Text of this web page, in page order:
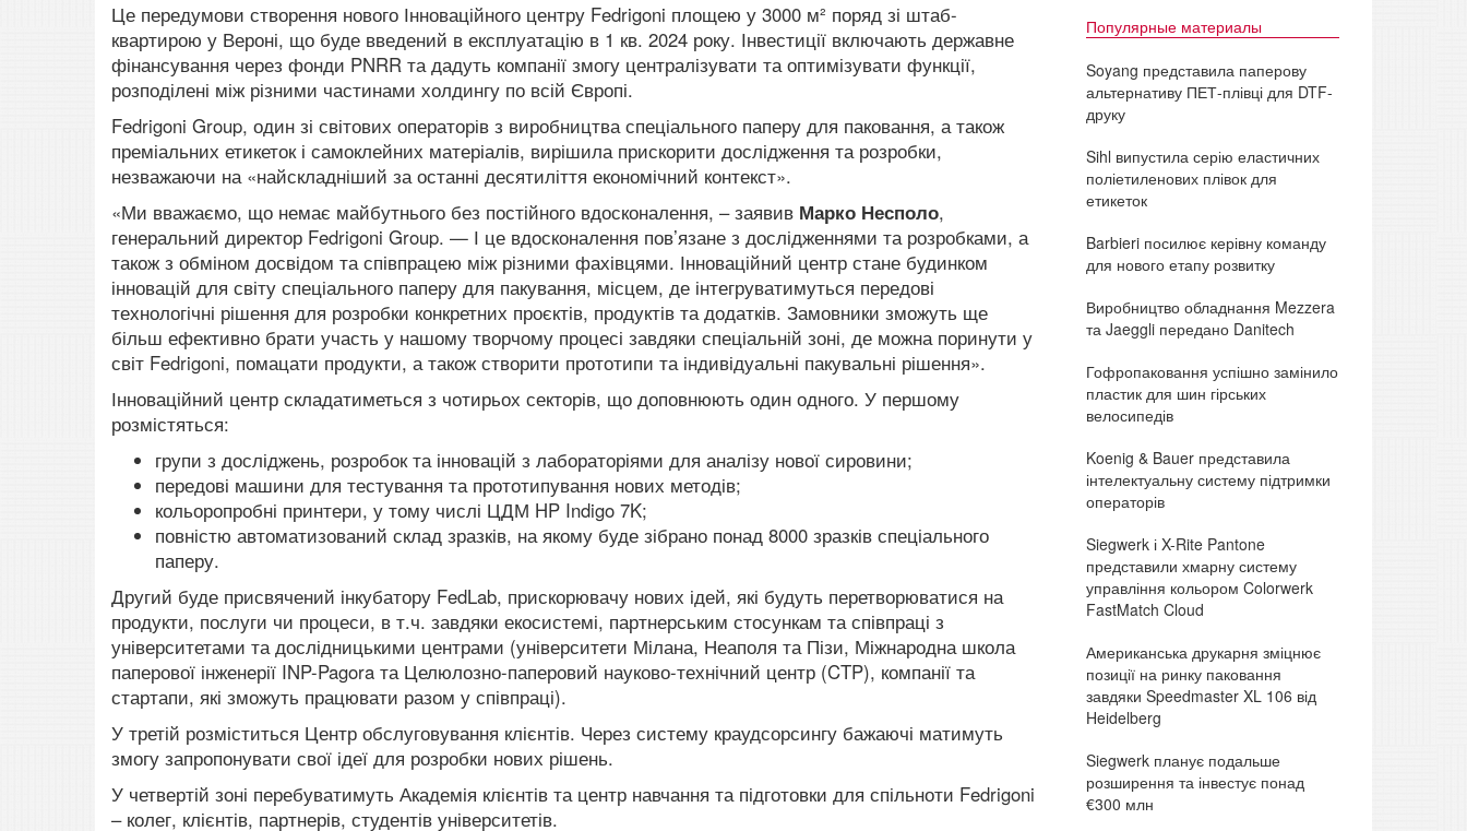
Це передумови створення нового Інноваційного центру Fedrigoni площею у 3000 м² поряд зі штаб-
квартирою у Вероні, що буде введений в експлуатацію в 1 кв. 2024 року. Інвестиції включають державне
фінансування через фонди PNRR та дадуть компанії змогу централізувати та оптимізувати функції,
розподілені між різними частинами холдингу по всій Європі.
Fedrigoni Group, один зі світових операторів з виробництва спеціального паперу для паковання, а також
преміальних етикеток і самоклейних матеріалів, вирішила прискорити дослідження та розробки,
незважаючи на «найскладніший за останні десятиліття економічний контекст».
«Ми вважаємо, що немає майбутнього без постійного вдосконалення, – заявив Марко Несполо,
генеральний директор Fedrigoni Group. — І це вдосконалення пов’язане з дослідженнями та розробками, а
також з обміном досвідом та співпрацею між різними фахівцями. Інноваційний центр стане будинком
інновацій для світу спеціального паперу для пакування, місцем, де інтегруватимуться передові
технологічні рішення для розробки конкретних проєктів, продуктів та додатків. Замовники зможуть ще
більш ефективно брати участь у нашому творчому процесі завдяки спеціальній зоні, де можна поринути у
світ Fedrigoni, помацати продукти, а також створити прототипи та індивідуальні пакувальні рішення».
Інноваційний центр складатиметься з чотирьох секторів, що доповнюють один одного. У першому
розмістяться:
групи з досліджень, розробок та інновацій з лабораторіями для аналізу нової сировини;
передові машини для тестування та прототипування нових методів;
кольоропробні принтери, у тому числі ЦДМ HP Indigo 7K;
повністю автоматизований склад зразків, на якому буде зібрано понад 8000 зразків спеціального
паперу.
Другий буде присвячений інкубатору FedLab, прискорювачу нових ідей, які будуть перетворюватися на
продукти, послуги чи процеси, в т.ч. завдяки екосистемі, партнерським стосункам та співпраці з
університетами та дослідницькими центрами (університети Мілана, Неаполя та Пізи, Міжнародна школа
паперової інженерії INP-Pagora та Целюлозно-паперовий науково-технічний центр (CTP), компанії та
стартапи, які зможуть працювати разом у співпраці).
У третій розміститься Центр обслуговування клієнтів. Через систему краудсорсингу бажаючі матимуть
змогу запропонувати свої ідеї для розробки нових рішень.
У четвертій зоні перебуватимуть Академія клієнтів та центр навчання та підготовки для спільноти Fedrigoni
– колег, клієнтів, партнерів, студентів університетів.
Популярные материалы
Soyang представила паперову
альтернативу ПЕТ-плівці для DTF-
друку
Sihl випустила серію еластичних
поліетиленових плівок для
етикеток
Barbieri посилює керівну команду
для нового етапу розвитку
Виробництво обладнання Mezzera
та Jaeggli передано Danitech
Гофропаковання успішно замінило
пластик для шин гірських
велосипедів
Koenig & Bauer представила
інтелектуальну систему підтримки
операторів
Siegwerk і X-Rite Pantone
представили хмарну систему
управління кольором Colorwerk
FastMatch Cloud
Американська друкарня зміцнює
позиції на ринку паковання
завдяки Speedmaster XL 106 від
Heidelberg
Siegwerk планує подальше
розширення та інвестує понад
€300 млн